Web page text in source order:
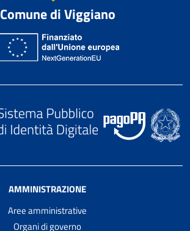
Comune di Viggiano
AMMINISTRAZIONE
Aree amministrative
Organi di governo